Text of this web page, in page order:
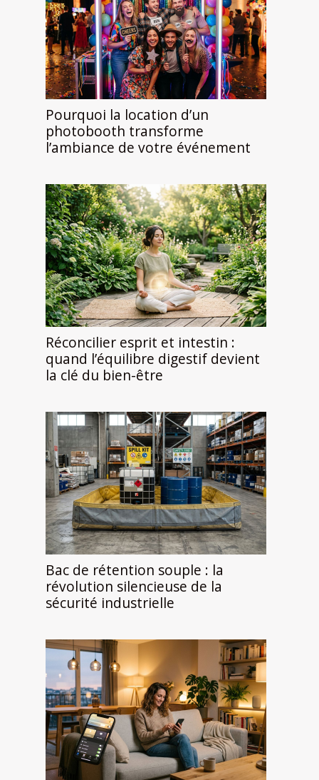
Pourquoi la location d’un
photobooth transforme
l’ambiance de votre événement
Réconcilier esprit et intestin :
quand l’équilibre digestif devient
la clé du bien-être
Bac de rétention souple : la
révolution silencieuse de la
sécurité industrielle